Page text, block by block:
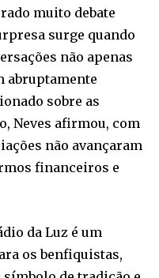
muito debate
surge quando
não apenas
abruptamente
sobre as
Neves afirmou, com
não avançaram
financeiros e
da Luz é um
os benfiquistas,